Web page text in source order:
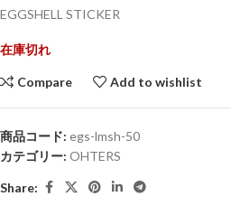
EGGSHELL STICKER
在庫切れ
Compare Add to wishlist
商品コード: egs-lmsh-50
カテゴリー: OHTERS
Share: